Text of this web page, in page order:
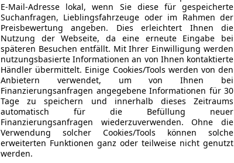
EQC
ab 439 €
GLE
ab 749 €
E-Mail-Adresse lokal, wenn Sie diese für gespeicherte
Suchanfragen, Lieblingsfahrzeuge oder im Rahmen der
Preisbewertung angeben. Dies erleichtert Ihnen die
Nutzung der Webseite, da eine erneute Eingabe bei
späteren Besuchen entfällt. Mit Ihrer Einwilligung werden
nutzungsbasierte Informationen an von Ihnen kontaktierte
Händler übermittelt. Einige Cookies/Tools werden von den
Anbietern verwendet, um von Ihnen bei
Finanzierungsanfragen angegebene Informationen für 30
Tage zu speichern und innerhalb dieses Zeitraums
automatisch für die Befüllung neuer
Finanzierungsanfragen wiederzuverwenden. Ohne die
Verwendung solcher Cookies/Tools können solche
erweiterten Funktionen ganz oder teilweise nicht genutzt
werden.